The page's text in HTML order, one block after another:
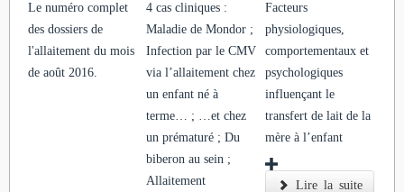
Le numéro complet
des dossiers de
l'allaitement du mois
de août 2016.
4 cas cliniques :
Maladie de Mondor ;
Infection par le CMV
via l’allaitement chez
un enfant né à
terme… ; …et chez
un prématuré ; Du
biberon au sein ;
Allaitement
Facteurs
physiologiques,
comportementaux et
psychologiques
influençant le
transfert de lait de la
mère à l’enfant
Lire la suite